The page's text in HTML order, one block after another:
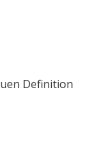
Definition